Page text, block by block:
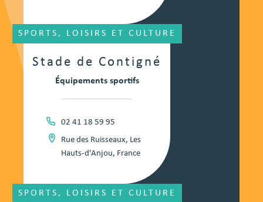
Stade de Contigné
SPORTS, LOISIRS ET CULTURE
Équipements sportifs
02 41 18 59 95
Rue des Ruisseaux, Les
Hauts-d'Anjou, France
SPORTS, LOISIRS ET CULTURE